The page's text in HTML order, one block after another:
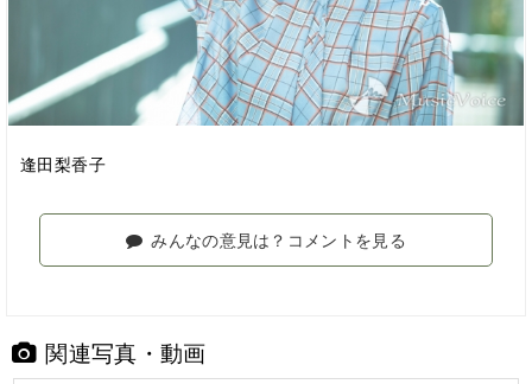
逢田梨香子
みんなの意見は？コメントを見る
関連写真・動画